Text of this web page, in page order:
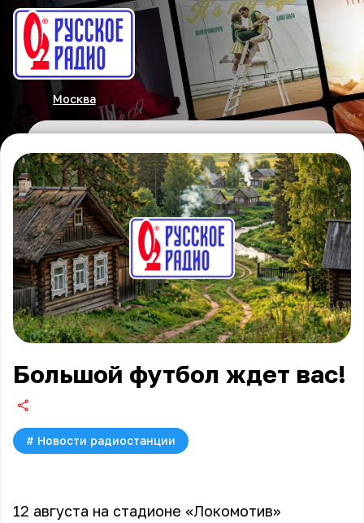
Москва
Большой футбол ждет вас!
# Новости радиостанции
12 августа на стадионе «Локомотив»